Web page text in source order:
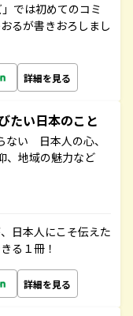
では初めてのコミ
るが書きおろしまし
詳細を見る
たい日本のこと
ない 日本人の心、
、地域の魅力など
日本人にこそ伝えた
る１冊！
詳細を見る